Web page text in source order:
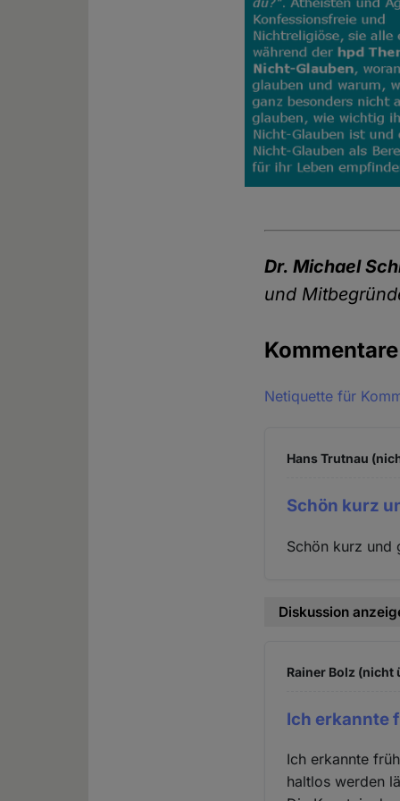
Dr. Michael
und
Kommentare
Netiquette für
Hans Trutnau
Schön kurz
Schön kurz und
Diskussion
Rainer Bolz (nicht
Ich erkannte
Ich erkannte
haltlos werden